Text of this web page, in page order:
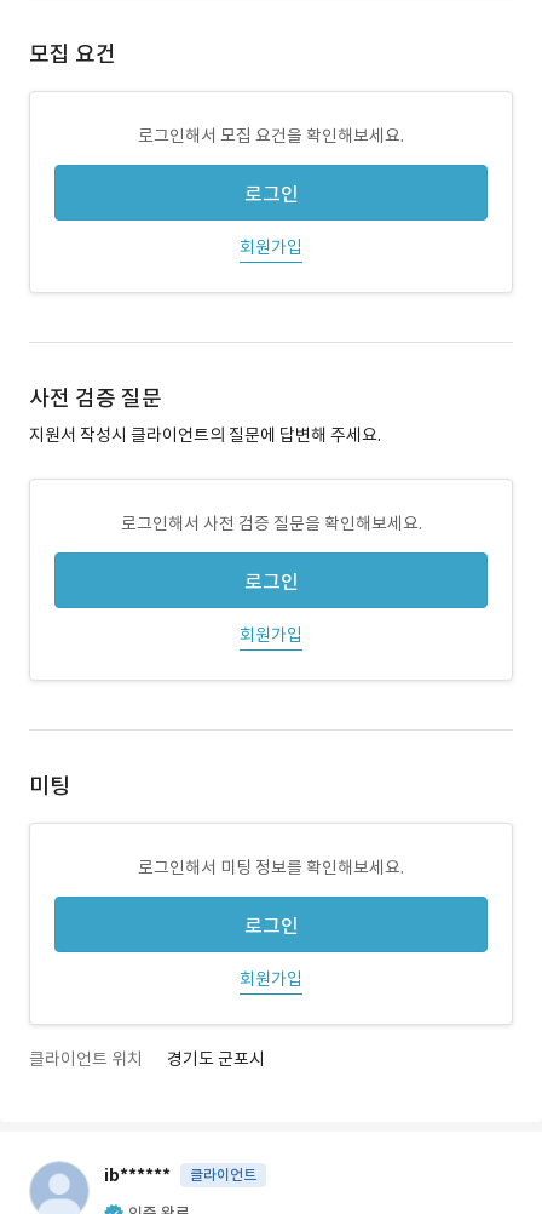
모집 요건
로그인해서 모집 요건을 확인해보세요.
로그인
회원가입
사전 검증 질문
지원서 작성시 클라이언트의 질문에 답변해 주세요.
로그인해서 사전 검증 질문을 확인해보세요.
로그인
회원가입
미팅
로그인해서 미팅 정보를 확인해보세요.
로그인
회원가입
클라이언트 위치 경기도 군포시
ib****** 클라이언트